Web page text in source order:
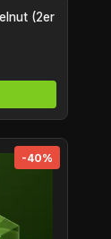
(2er
-40%